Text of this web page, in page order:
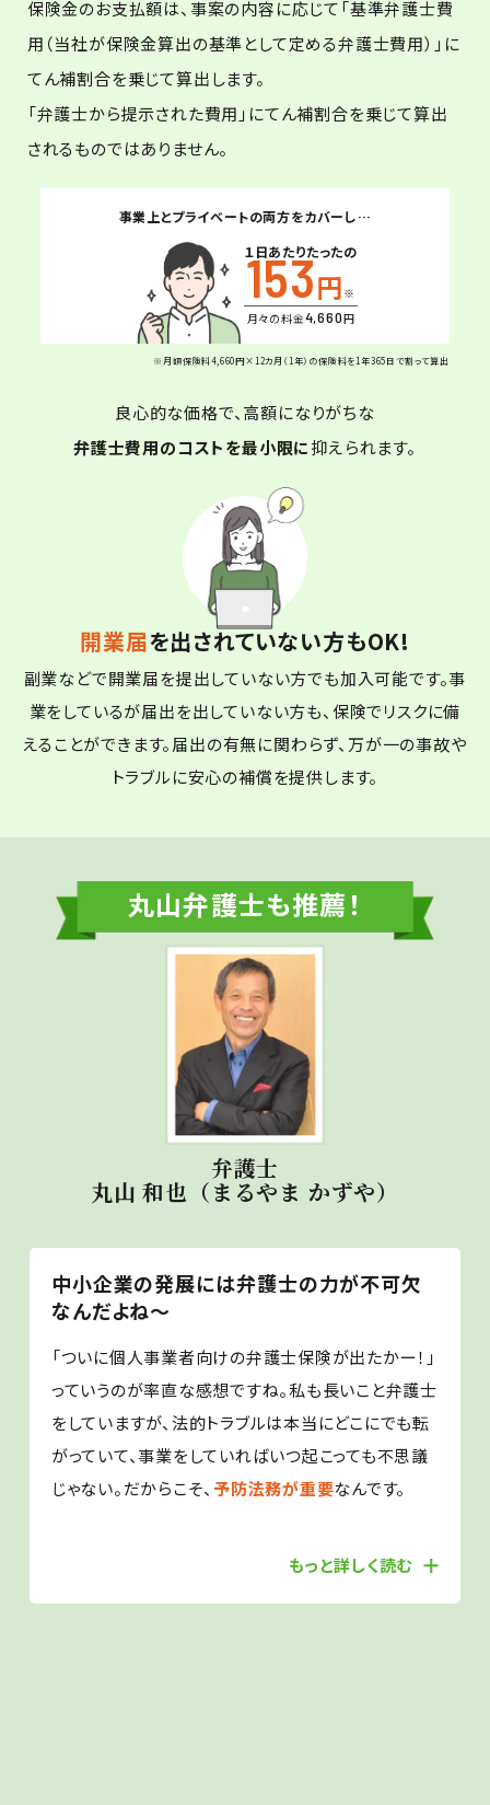
保険金のお支払額は、事案の内容に応じて「基準弁護士費
用（当社が保険金算出の基準として定める弁護士費用）」に
てん補割合を乗じて算出します。
「弁護士から提示された費用」にてん補割合を乗じて算出
されるものではありません。
事業上とプライベートの両方をカバーし…
１日あたりたったの
153円 ※
月々の料金4,660円
※月額保険料4,660円×12カ月（1年）の保険料を1年365日で割って算出
良心的な価格で、高額になりがちな
弁護士費用のコストを最小限に抑えられます。
開業届を出されていない方もOK!
副業などで開業届を提出していない方でも加入可能です。事
業をしているが届出を出していない方も、保険でリスクに備
えることができます。届出の有無に関わらず、万が一の事故や
トラブルに安心の補償を提供します。
丸山弁護士も推薦！
弁護士
丸山 和也（まるやま かずや）
中小企業の発展には弁護士の力が不可欠
なんだよね～
「ついに個人事業者向けの弁護士保険が出たかー！」
っていうのが率直な感想ですね。私も長いこと弁護士
をしていますが、法的トラブルは本当にどこにでも転
がっていて、事業をしていればいつ起こっても不思議
じゃない。だからこそ、 予防法務が重要なんです。
もっと詳しく読む